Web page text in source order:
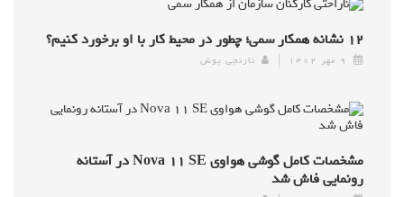
۱۲ نشانه همکار سمی؛ چطور در محیط کار با او برخورد کنیم؟
۹ مهر ۱۴۰۲ نارنجی پوش
مشخصات کامل گوشی هواوی Nova ۱۱ SE در آستانه
رونمایی فاش شد